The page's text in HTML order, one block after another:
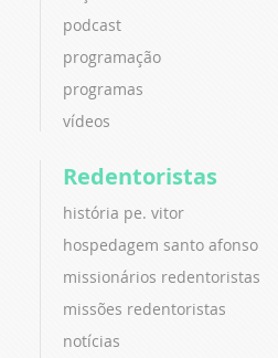
podcast
programação
programas
vídeos
Redentoristas
história pe. vitor
hospedagem santo afonso
missionários redentoristas
missões redentoristas
notícias